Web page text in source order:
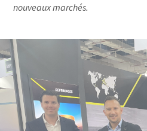
nouveaux marchés.